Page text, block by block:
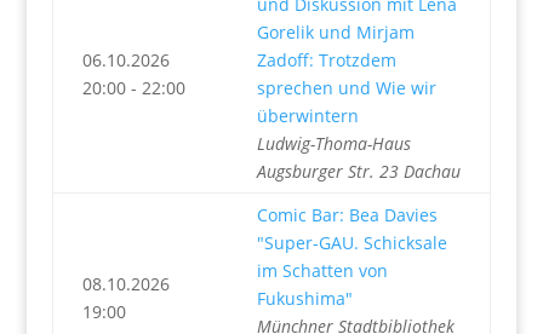
06.10.2026
20:00 - 22:00
Gorelik und Mirjam
Zadoff: Trotzdem
sprechen und Wie wir
überwintern
Ludwig-Thoma-Haus
Augsburger Str. 23 Dachau
08.10.2026
19:00
Comic Bar: Bea Davies
"Super-GAU. Schicksale
im Schatten von
Fukushima"
Münchner Stadtbibliothek